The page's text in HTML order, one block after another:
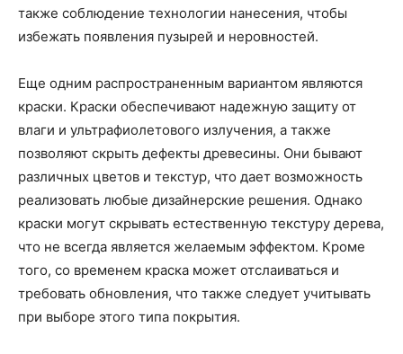
также соблюдение технологии нанесения, чтобы
избежать появления пузырей и неровностей.
Еще одним распространенным вариантом являются
краски. Краски обеспечивают надежную защиту от
влаги и ультрафиолетового излучения, а также
позволяют скрыть дефекты древесины. Они бывают
различных цветов и текстур, что дает возможность
реализовать любые дизайнерские решения. Однако
краски могут скрывать естественную текстуру дерева,
что не всегда является желаемым эффектом. Кроме
того, со временем краска может отслаиваться и
требовать обновления, что также следует учитывать
при выборе этого типа покрытия.